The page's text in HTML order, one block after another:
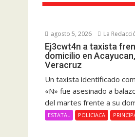
agosto 5, 2026 La
Ej3cwt4n a taxista
domicilio en Acayucan,
Veracruz
Un taxista identificado
«N» fue asesinado a
del martes frente a su
ESTATAL POLICIACA